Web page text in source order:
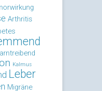
Arthritis
Kalmus
Leber
Migräne